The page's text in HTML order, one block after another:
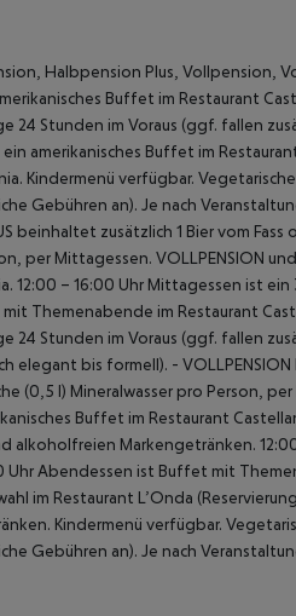
Halbpension Plus, Vollpension,
Buffet im Restaurant
24 Stunden im Voraus (ggf. fallen
amerikanisches Buffet im
Kindermenü verfügbar.
Gebühren an). Je nach
beinhaltet zusätzlich 1 Bier vom
per Mittagessen. VOLLPENSION
12:00 – 16:00 Uhr Mittagessen ist
Themenabende im Restaurant
24 Stunden im Voraus (ggf. fallen
elegant bis formell). -
(0,5 l) Mineralwasser pro Person,
Buffet im Restaurant
alkoholfreien Markengetränken.
Uhr Abendessen ist Buffet mit
im Restaurant L’Onda
Kindermenü verfügbar.
Gebühren an). Je nach